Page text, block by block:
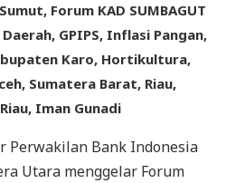
Forum KAD SUMBAGUT
GPIPS, Inflasi Pangan,
Karo, Hortikultura,
Sumatera Barat, Riau,
Iman Gunadi
Perwakilan Bank Indonesia
Utara menggelar Forum